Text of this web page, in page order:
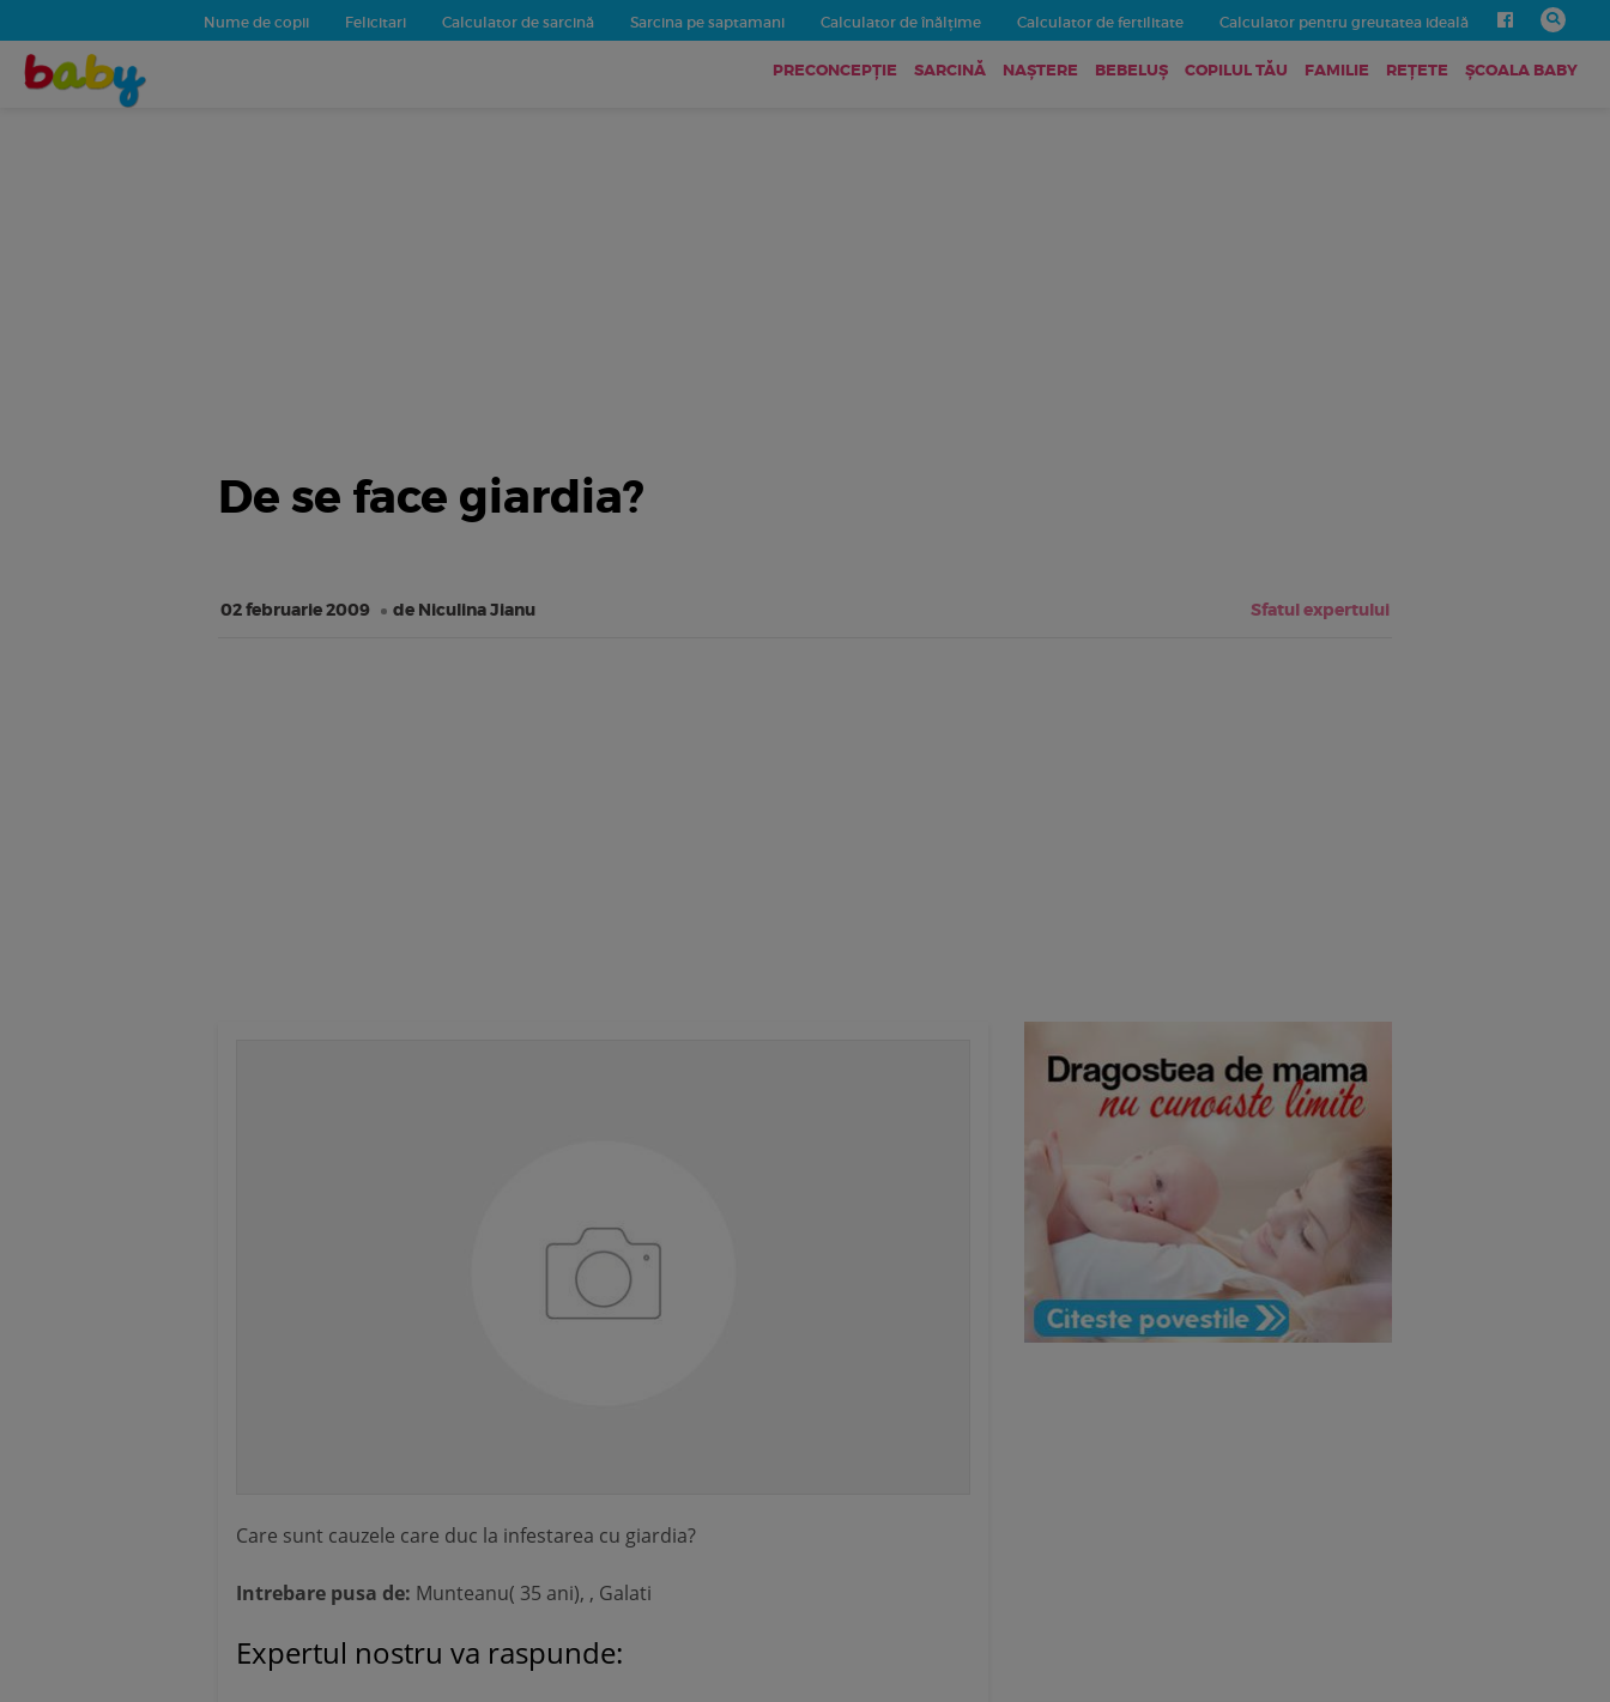
Nume de copii Felicitari Calculator de sarcină Sarcina pe saptamani Calculator de înălțime Calculator de fertilitate Calculator pentru greutatea ideală
PRECONCEPȚIE SARCINĂ NAȘTERE BEBELUŞ COPILUL TĂU FAMILIE REȚETE ȘCOALA BABY
De se face giardia?
02 februarie 2009 de Niculina Jianu Sfatul expertului
Care sunt cauzele care duc la infestarea cu giardia?
Intrebare pusa de: Munteanu( 35 ani), , Galati
Expertul nostru va raspunde: